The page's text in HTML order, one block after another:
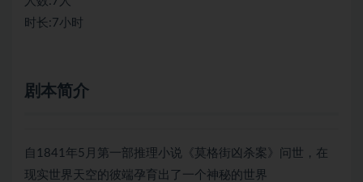
时长:7小时
剧本简介
自1841年5月第一部推理小说《莫格街凶杀案》问世，在
现实世界天空的彼端孕育出了一个神秘的世界